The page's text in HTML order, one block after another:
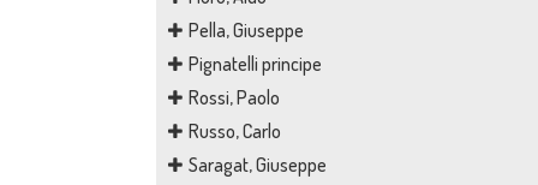
Pella, Giuseppe
Pignatelli principe
Rossi, Paolo
Russo, Carlo
Saragat, Giuseppe